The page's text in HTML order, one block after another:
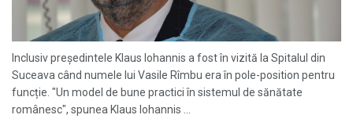
Inclusiv președintele Klaus Iohannis a fost în vizită la Spitalul din
Suceava când numele lui Vasile Rîmbu era în pole-position pentru
funcție. "Un model de bune practici în sistemul de sănătate
românesc", spunea Klaus Iohannis ...